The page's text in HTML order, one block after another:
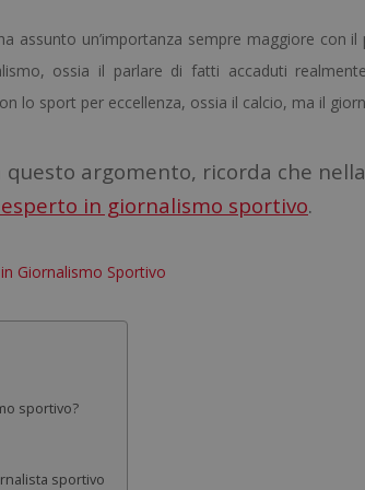
assunto un’importanza sempre maggiore con
ossia il parlare di fatti accaduti
lo sport per eccellenza, ossia il calcio, ma il
questo argomento, ricorda che
in giornalismo sportivo.
Giornalismo Sportivo
sportivo?
sportivo